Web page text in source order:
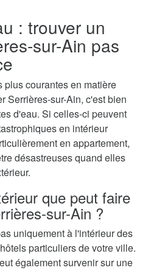
: trouver un
sur-Ain pas
courantes en matière
Serrières-sur-Ain, c'est bien
d'eau. Si celles-ci peuvent
en intérieur
en appartement,
désastreuses quand elles
que peut faire
sur-Ain ?
uniquement à l'intérieur des
particuliers de votre ville.
également survenir sur une